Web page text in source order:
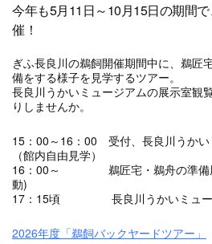
今年も5月11日～10月15日の期間
催！
ぎふ長良川の鵜飼開催期間中に、鵜匠
備をする様子を見学するツアー。
長良川うかいミュージアムの展示室観
りしませんか。
15：00～16：00 受付、長良川うかい
（館内自由見学）
16：00～ 鵜匠宅・鵜舟の準備風
動)
17：15頃 長良川うかいミュー
2026年度「鵜飼バックヤードツアー」